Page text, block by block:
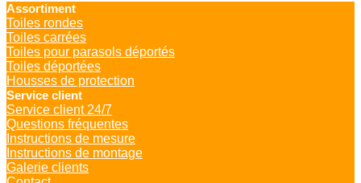
Assortiment
Toiles rondes
Toiles carrées
Toiles pour parasols déportés
Toiles déportées
Housses de protection
Service client
Service client 24/7
Questions fréquentes
Instructions de mesure
Instructions de montage
Galerie clients